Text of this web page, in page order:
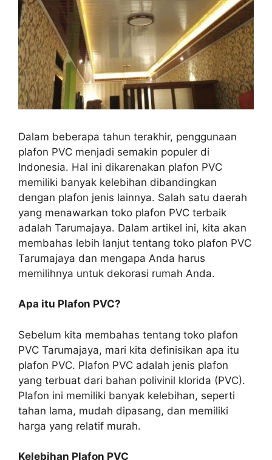
Dalam beberapa tahun terakhir, penggunaan
plafon PVC menjadi semakin populer di
Indonesia. Hal ini dikarenakan plafon PVC
memiliki banyak kelebihan dibandingkan
dengan plafon jenis lainnya. Salah satu daerah
yang menawarkan toko plafon PVC terbaik
adalah Tarumajaya. Dalam artikel ini, kita akan
membahas lebih lanjut tentang toko plafon PVC
Tarumajaya dan mengapa Anda harus
memilihnya untuk dekorasi rumah Anda.
Apa itu Plafon PVC?
Sebelum kita membahas tentang toko plafon
PVC Tarumajaya, mari kita definisikan apa itu
plafon PVC. Plafon PVC adalah jenis plafon
yang terbuat dari bahan polivinil klorida (PVC).
Plafon ini memiliki banyak kelebihan, seperti
tahan lama, mudah dipasang, dan memiliki
harga yang relatif murah.
Kelebihan Plafon PVC